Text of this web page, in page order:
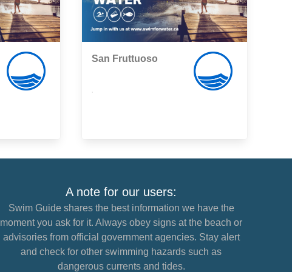
San Fruttuoso
A note for our users:
Swim Guide shares the best information we have the
moment you ask for it. Always obey signs at the beach or
advisories from official government agencies. Stay alert
and check for other swimming hazards such as
dangerous currents and tides.